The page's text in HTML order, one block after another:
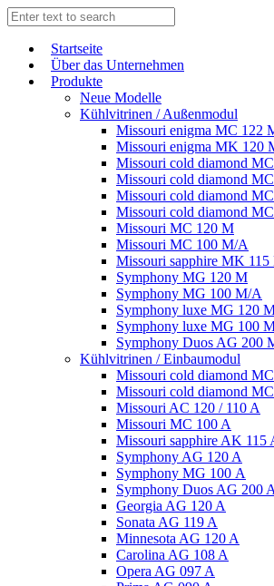
Start­sei­te
Über das Unternehmen
Produkte
Neue Modelle
Kühlvitrinen / Außenmodul
Missouri enigma MC 122
Missouri enigma MK 120
Missouri cold diamond
Missouri cold diamond
Missouri cold diamond
Missouri cold diamond
Missouri MC 120 M
Missouri MC 100 M/A
Missouri sapphire MK 115
Symphony MG 120 M
Symphony MG 100 M/А
Symphony luxe MG 120
Symphony luxe MG 100
Symphony Duos AG 200
Kühlvitrinen / Einbaumodul
Missouri cold diamond
Missouri cold diamond
Missouri AC 120 / 110 A
Missouri MC 100 A
Missouri sapphire AK 115
Symphony AG 120 A
Symphony MG 100 А
Symphony Duos AG 200 A
Georgia AG 120 A
Sonata AG 119 A
Minnesota AG 120 A
Carolina AG 108 A
Opera AG 097 A